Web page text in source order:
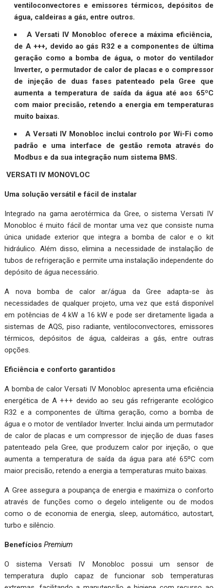
ventiloconvectores e emissores térmicos, depósitos de
água, caldeiras a gás, entre outros.
A Versati IV Monobloc oferece a máxima eficiência,
de A +++, devido ao gás R32 e a componentes de última
geração como a bomba de água, o motor do ventilador
Inverter, o permutador de calor de placas e o compressor
de injeção de duas fases patenteado pela Gree que
aumenta a temperatura de saída da água até aos 65ºC
com maior precisão, retendo a energia em temperaturas
muito baixas.
A Versati IV Monobloc inclui controlo por Wi-Fi como
padrão e uma interface de gestão remota através do
Modbus e da sua integração num sistema BMS.
VERSATI IV MONOVLOC
Uma solução versátil e fácil de instalar
Integrado na gama aerotérmica da Gree, o sistema Versati IV
Monobloc é muito fácil de montar uma vez que consiste numa
única unidade exterior que integra a bomba de calor e o kit
hidráulico. Além disso, elimina a necessidade de instalação de
tubos de refrigeração e permite uma instalação independente do
depósito de água necessário.
A nova bomba de calor ar/água da Gree adapta-se às
necessidades de qualquer projeto, uma vez que está disponível
em potências de 4 kW a 16 kW e pode ser diretamente ligada a
sistemas de AQS, piso radiante, ventiloconvectores, emissores
térmicos, depósitos de água, caldeiras a gás, entre outras
opções.
Eficiência e conforto garantidos
A bomba de calor Versati IV Monobloc apresenta uma eficiência
energética de A +++ devido ao seu gás refrigerante ecológico
R32 e a componentes de última geração, como a bomba de
água e o motor de ventilador Inverter. Inclui ainda um permutador
de calor de placas e um compressor de injeção de duas fases
patenteado pela Gree, que produzem calor por injeção, o que
aumenta a temperatura de saída da água para até 65ºC com
maior precisão, retendo a energia a temperaturas muito baixas.
A Gree assegura a poupança de energia e maximiza o conforto
através de funções como o degelo inteligente ou de modos
como o de economia de energia, sleep, automático, autostart,
turbo e silêncio.
BenefíciosPremium
O sistema Versati IV Monobloc possui um sensor de
temperatura duplo capaz de funcionar sob temperaturas